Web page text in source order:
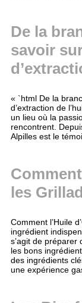
De la
savoir
« `html De la
d’extraction de
un lieu où la
rencontrent.
Alpilles est le
les
Comment l’Huile
ingrédient
s’agit de préparer
les bons
des ingrédients
une expérience